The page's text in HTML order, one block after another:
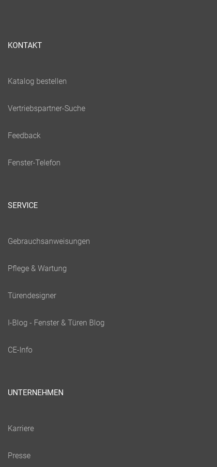
KONTAKT
SERVICE
UNTERNEHMEN